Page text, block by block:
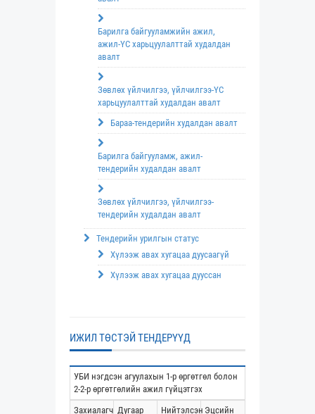
Барилга байгууламжийн ажил,
ажил-ҮС харьцуулалттай худалдан
авалт
Зөвлөх үйлчилгээ, үйлчилгээ-ҮС
харьцуулалттай худалдан авалт
Бараа-тендерийн худалдан авалт
Барилга байгууламж, ажил-
тендерийн худалдан авалт
Зөвлөх үйлчилгээ, үйлчилгээ-
тендерийн худалдан авалт
Тендерийн урилгын статус
Хүлээж авах хугацаа дуусаагүй
Хүлээж авах хугацаа дууссан
ИЖИЛ ТӨСТЭЙ ТЕНДЕРҮҮД
УБИ нэгдсэн агуулахын 1-р өргөтгөл болон
2-2-р өргөтгөлийн ажил гүйцэтгэх
Захиалагч Дугаар Нийтэлсэн Эцсийн